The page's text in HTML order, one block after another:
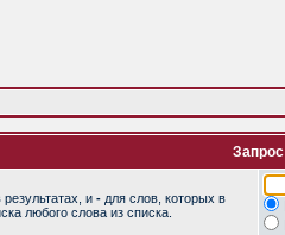
Запрос
и - для слов, которых в
любого слова из списка.